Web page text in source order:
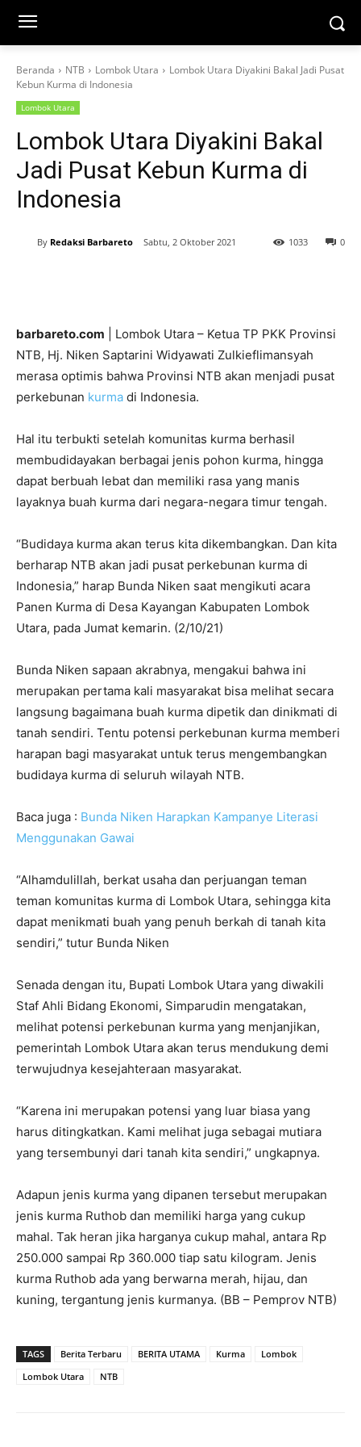
Beranda NTB Lombok Utara
Lombok Utara Diyakini Bakal Jadi Pusat
Kebun Kurma di Indonesia
Lombok Utara
Lombok Utara Diyakini Bakal
Jadi Pusat Kebun Kurma di
Indonesia
By Redaksi Barbareto Sabtu, 2 Oktober 2021 0
1033
barbareto.com | Lombok Utara – Ketua TP PKK Provinsi
NTB, Hj. Niken Saptarini Widyawati Zulkieflimansyah
merasa optimis bahwa Provinsi NTB akan menjadi pusat
perkebunan kurma di Indonesia.
Hal itu terbukti setelah komunitas kurma berhasil
membudidayakan berbagai jenis pohon kurma, hingga
dapat berbuah lebat dan memiliki rasa yang manis
layaknya buah kurma dari negara-negara timur tengah.
“Budidaya kurma akan terus kita dikembangkan. Dan kita
berharap NTB akan jadi pusat perkebunan kurma di
Indonesia,” harap Bunda Niken saat mengikuti acara
Panen Kurma di Desa Kayangan Kabupaten Lombok
Utara, pada Jumat kemarin. (2/10/21)
Bunda Niken sapaan akrabnya, mengakui bahwa ini
merupakan pertama kali masyarakat bisa melihat secara
langsung bagaimana buah kurma dipetik dan dinikmati di
tanah sendiri. Tentu potensi perkebunan kurma memberi
harapan bagi masyarakat untuk terus mengembangkan
budidaya kurma di seluruh wilayah NTB.
Baca juga : Bunda Niken Harapkan Kampanye Literasi
Menggunakan Gawai
“Alhamdulillah, berkat usaha dan perjuangan teman
teman komunitas kurma di Lombok Utara, sehingga kita
dapat menikmati buah yang penuh berkah di tanah kita
sendiri,” tutur Bunda Niken
Senada dengan itu, Bupati Lombok Utara yang diwakili
Staf Ahli Bidang Ekonomi, Simparudin mengatakan,
melihat potensi perkebunan kurma yang menjanjikan,
pemerintah Lombok Utara akan terus mendukung demi
terwujudnya kesejahteraan masyarakat.
“Karena ini merupakan potensi yang luar biasa yang
harus ditingkatkan. Kami melihat juga sebagai mutiara
yang tersembunyi dari tanah kita sendiri,” ungkapnya.
Adapun jenis kurma yang dipanen tersebut merupakan
jenis kurma Ruthob dan memiliki harga yang cukup
mahal. Tak heran jika harganya cukup mahal, antara Rp
250.000 sampai Rp 360.000 tiap satu kilogram. Jenis
kurma Ruthob ada yang berwarna merah, hijau, dan
kuning, tergantung jenis kurmanya. (BB – Pemprov NTB)
TAGS Berita Terbaru BERITA UTAMA Kurma
Lombok
Lombok Utara
NTB